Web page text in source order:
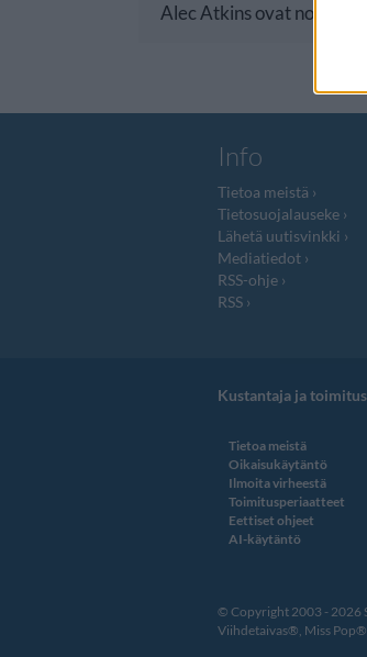
Alec Atkins ovat nousseet
Info
Tietoa meistä
Tietosuojalauseke
Lähetä uutisvinkki
Mediatiedot
RSS-ohje
RSS
Kustantaja ja toimitus
Tietoa meistä
Oikaisukäytäntö
Ilmoita virheestä
Toimitusperiaatteet
Eettiset ohjeet
AI-käytäntö
© Copyright 2003 - 2026
Viihdetaivas®, Miss